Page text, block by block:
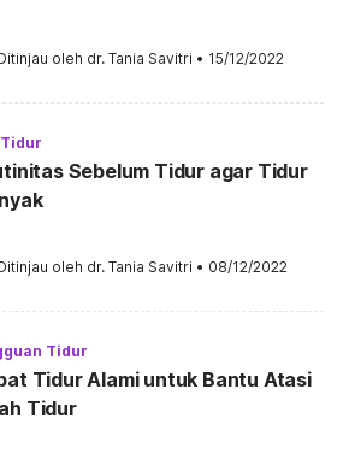
oleh dr. Tania Savitri • 15/12/2022
Sebelum Tidur agar Tidur
oleh dr. Tania Savitri • 08/12/2022
Tidur
Tidur Alami untuk Bantu Atasi
Tidur